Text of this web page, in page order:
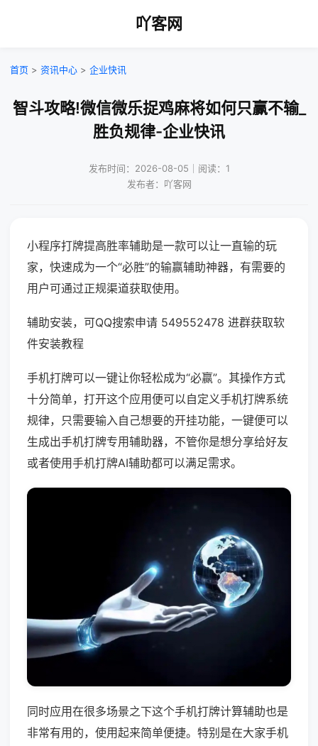
吖客网
首页 > 资讯中心 > 企业快讯
智斗攻略!微信微乐捉鸡麻将如何只赢不输_
胜负规律-企业快讯
发布时间：2026-08-05｜阅读：1
发布者：吖客网
小程序打牌提高胜率辅助是一款可以让一直输的玩
家，快速成为一个“必胜”的输赢辅助神器，有需要的
用户可通过正规渠道获取使用。
辅助安装，可QQ搜索申请 549552478 进群获取软
件安装教程
手机打牌可以一键让你轻松成为“必赢”。其操作方式
十分简单，打开这个应用便可以自定义手机打牌系统
规律，只需要输入自己想要的开挂功能，一键便可以
生成出手机打牌专用辅助器，不管你是想分享给好友
或者使用手机打牌AI辅助都可以满足需求。
同时应用在很多场景之下这个手机打牌计算辅助也是
非常有用的，使用起来简单便捷。特别是在大家手机